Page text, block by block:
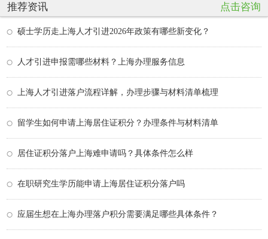
推荐资讯 点击咨询
硕士学历走上海人才引进2026年政策有哪些新变化？
人才引进申报需哪些材料？上海办理服务信息
上海人才引进落户流程详解，办理步骤与材料清单梳理
留学生如何申请上海居住证积分？办理条件与材料清单
居住证积分落户上海难申请吗？具体条件怎么样
在职研究生学历能申请上海居住证积分落户吗
应届生想在上海办理落户积分需要满足哪些具体条件？